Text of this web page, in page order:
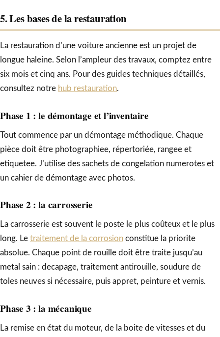
5. Les bases de la restauration
La restauration d’une voiture ancienne est un projet de
longue haleine. Selon l’ampleur des travaux, comptez entre
six mois et cinq ans. Pour des guides techniques détaillés,
consultez notre hub restauration.
Phase 1 : le démontage et l’inventaire
Tout commence par un démontage méthodique. Chaque
pièce doit être photographiee, répertoriée, rangee et
etiquetee. J’utilise des sachets de congelation numerotes et
un cahier de démontage avec photos.
Phase 2 : la carrosserie
La carrosserie est souvent le poste le plus coûteux et le plus
long. Le traitement de la corrosion constitue la priorite
absolue. Chaque point de rouille doit être traite jusqu’au
metal sain : decapage, traitement antirouille, soudure de
toles neuves si nécessaire, puis appret, peinture et vernis.
Phase 3 : la mécanique
La remise en état du moteur, de la boite de vitesses et du